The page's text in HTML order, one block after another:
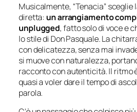
Musicalmente, “Tenacia” sceglie
diretta: un arrangiamento
unplugged, fatto solo di voce e
lo stile di Don Pasquale. La
con delicatezza, senza mai
si muove con naturalezza,
racconto con autenticità. Il ritmo
quasi a voler dare il tempo di
parola.